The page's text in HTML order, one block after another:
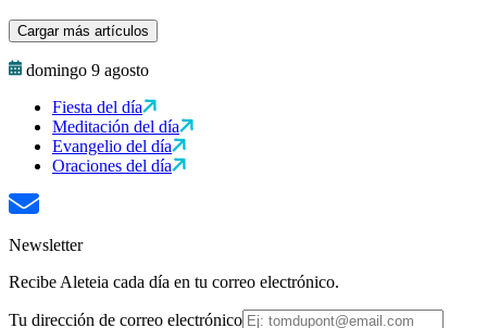
Cargar más artículos
domingo 9 agosto
Fiesta del día
Meditación del día
Evangelio del día
Oraciones del día
Newsletter
Recibe Aleteia cada día en tu correo electrónico.
Tu dirección de correo electrónico